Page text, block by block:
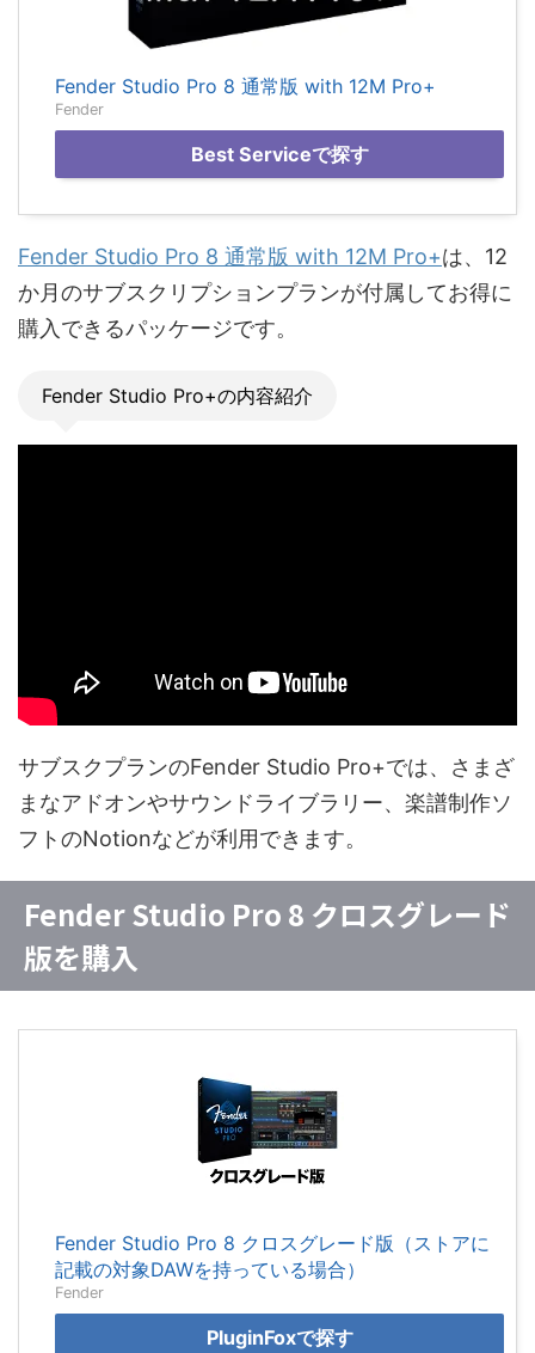
Fender Studio Pro 8 通常版 with 12M Pro+
Fender
Best Serviceで探す
Fender Studio Pro 8 通常版 with 12M Pro+は、12
か月のサブスクリプションプランが付属してお得に
購入できるパッケージです。
Fender Studio Pro+の内容紹介
サブスクプランのFender Studio Pro+では、さまざ
まなアドオンやサウンドライブラリー、楽譜制作ソ
フトのNotionなどが利用できます。
Fender Studio Pro 8 クロスグレード
版を購入
Fender Studio Pro 8 クロスグレード版（ストアに
記載の対象DAWを持っている場合）
Fender
PluginFoxで探す